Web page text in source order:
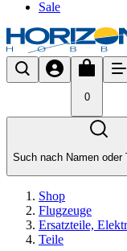
Sale
0
Such nach Namen oder
Shop
Flugzeuge
Ersatzteile,
Teile